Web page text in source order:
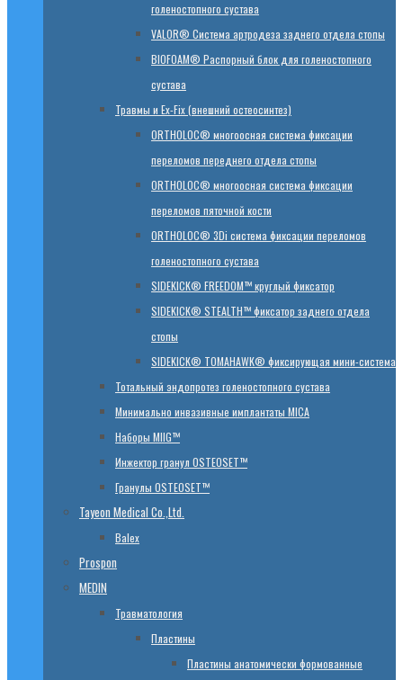
голеностопного сустава
VALOR® Система артродеза заднего отдела стопы
BIOFOAM® Распорный блок для голеностопного
сустава
Травмы и Ex-Fix (внешний остеосинтез)
ORTHOLOC® многоосная система фиксации
переломов переднего отдела стопы
ORTHOLOC® многоосная система фиксации
переломов пяточной кости
ORTHOLOC® 3Di система фиксации переломов
голеностопного сустава
SIDEKICK® FREEDOM™ круглый фиксатор
SIDEKICK® STEALTH™ фиксатор заднего отдела
стопы
SIDEKICK® TOMAHAWK® фиксирующая мини-система
Тотальный эндопротез голеностопного сустава
Минимально инвазивные имплантаты MICA
Наборы MIIG™
Инжектор гранул OSTEOSET™
Гранулы OSTEOSET™
Tayeon Medical Co.,Ltd.
Balex
Prospon
MEDIN
Травматология
Пластины
Пластины анатомически формованные